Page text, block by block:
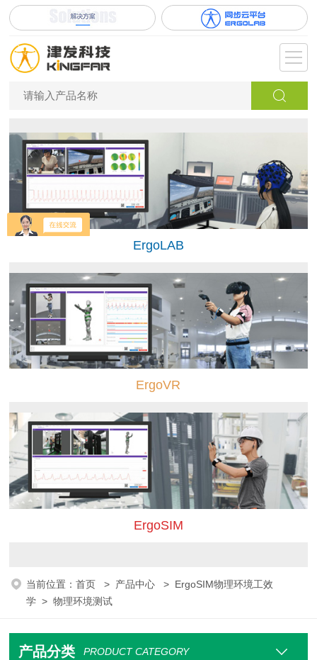
ErgoLAB
ErgoVR
ErgoSIM
当前位置：首页 > 产品中心 > ErgoSIM物理环境工效
学 >物理环境测试
产品分类 PRODUCT CATEGORY